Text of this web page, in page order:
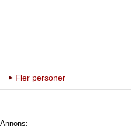
Fler personer
Annons: